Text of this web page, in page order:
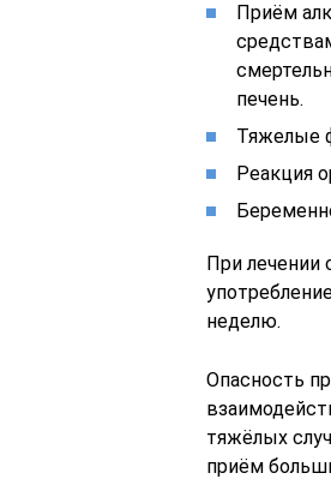
Приём
печень.
Тяжелые
Реакция
При лечении
неделю.
Опасность
тяжёлых
приём